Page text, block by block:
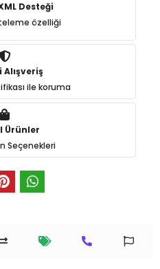
Desteği
özelliği
Alışveriş
ile koruma
Ürünler
Seçenekleri